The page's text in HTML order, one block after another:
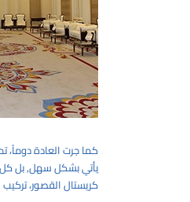
كما جرت العادة دوماً،
كريستال القصور، تركيب